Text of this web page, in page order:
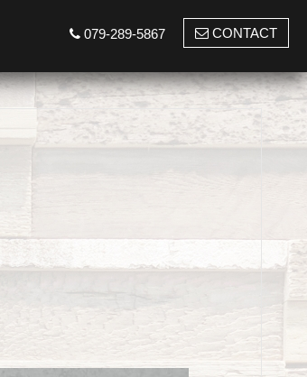
079-289-5867 CONTACT